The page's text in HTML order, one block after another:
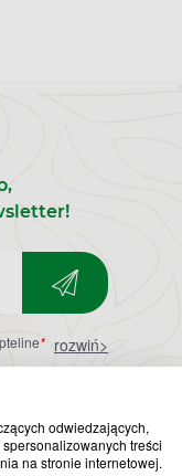
odwiedzających,
treści
na stronie internetowej.
* rozwiń>